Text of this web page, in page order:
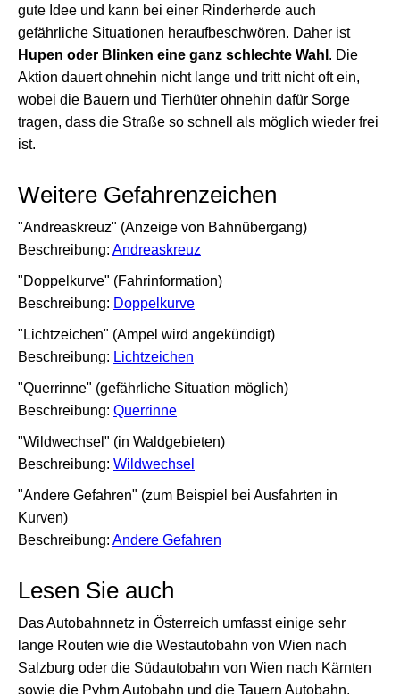
gute Idee und kann bei einer Rinderherde auch
gefährliche Situationen heraufbeschwören. Daher ist
Hupen oder Blinken eine ganz schlechte Wahl . Die
Aktion dauert ohnehin nicht lange und tritt nicht oft ein,
wobei die Bauern und Tierhüter ohnehin dafür Sorge
tragen, dass die Straße so schnell als möglich wieder frei
ist.
Weitere Gefahrenzeichen
"Andreaskreuz" (Anzeige von Bahnübergang)
Beschreibung: Andreaskreuz
"Doppelkurve" (Fahrinformation)
Beschreibung: Doppelkurve
"Lichtzeichen" (Ampel wird angekündigt)
Beschreibung: Lichtzeichen
"Querrinne" (gefährliche Situation möglich)
Beschreibung: Querrinne
"Wildwechsel" (in Waldgebieten)
Beschreibung: Wildwechsel
"Andere Gefahren" (zum Beispiel bei Ausfahrten in
Kurven)
Beschreibung: Andere Gefahren
Lesen Sie auch
Das Autobahnnetz in Österreich umfasst einige sehr
lange Routen wie die Westautobahn von Wien nach
Salzburg oder die Südautobahn von Wien nach Kärnten
sowie die Pyhrn Autobahn und die Tauern Autobahn,